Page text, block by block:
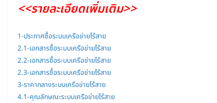
<<รายละเอียดเพิ่มเติม>>
1-ประกาศซื้อระบบเครือข่ายไร้สาย
2.1-เอกสารซื้อระบบเครือข่ายไร้สาย
2.2-เอกสารซื้อระบบเครือข่ายไร้สาย
2.3-เอกสารซื้อระบบเครือข่ายไร้สาย
3-ราคากลางระบบเครือข่ายไร้สาย
4.1-คุณลักษณะระบบเครือข่ายไร้สาย